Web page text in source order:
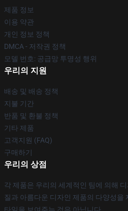
제품 정보
이용 약관
개인 정보 정책
DMCA - 저작권 정책
모델 번호: 공급망 투명성 행위
우리의 지원
배송 및 배송 정책
지불 기간
반품 및 환불 정책
기타 제품
고객지원 (FAQ)
구매하기
우리의 상점
각 제품은 우리의 세계적인 팀에 의해
질과 아름다운 디자인 제품의 다양성을